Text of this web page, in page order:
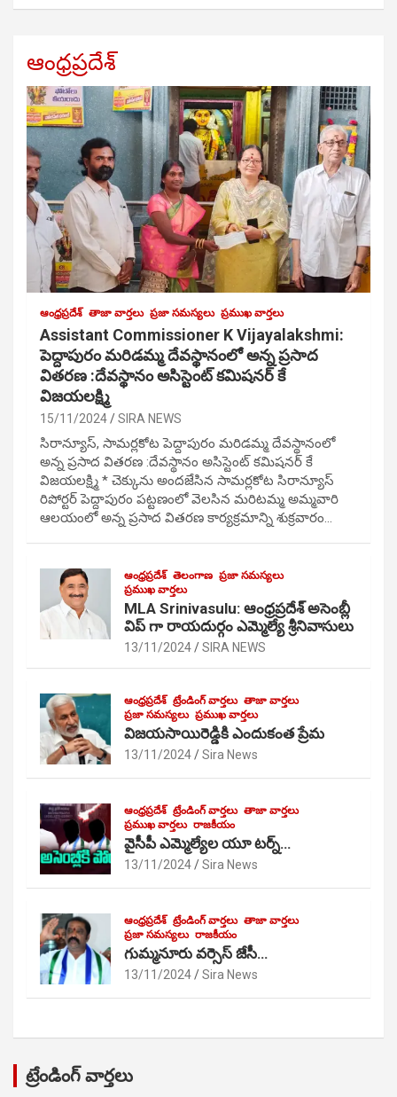
ఆంధ్రప్రదేశ్
ఆంధ్రప్రదేశ్ తాజా వార్తలు ప్రజా సమస్యలు ప్రముఖ వార్తలు
Assistant Commissioner K Vijayalakshmi:
పెద్దాపురం మరిడమ్మ దేవస్థానంలో అన్న ప్రసాద
వితరణ :దేవస్థానం అసిస్టెంట్ కమిషనర్ కే
విజయలక్ష్మి
15/11/2024 SIRA NEWS
సిరాన్యూస్, సామర్లకోట పెద్దాపురం మరిడమ్మ దేవస్థానంలో
అన్న ప్రసాద వితరణ :దేవస్థానం అసిస్టెంట్ కమిషనర్ కే
విజయలక్ష్మి * చెక్కును అందజేసిన సామర్లకోట సిరాన్యూస్
రిపోర్టర్ పెద్దాపురం పట్టణంలో వెలసిన మరిటమ్మ అమ్మవారి
ఆలయంలో అన్న ప్రసాద వితరణ కార్యక్రమాన్ని శుక్రవారం…
ఆంధ్రప్రదేశ్ తెలంగాణ ప్రజా సమస్యలు
ప్రముఖ వార్తలు
MLA Srinivasulu: ఆంధ్రప్రదేశ్ అసెంబ్లీ
విప్ గా రాయదుర్గం ఎమ్మెల్యే శ్రీనివాసులు
13/11/2024 SIRA NEWS
ఆంధ్రప్రదేశ్ ట్రేండింగ్ వార్తలు తాజా వార్తలు
ప్రజా సమస్యలు ప్రముఖ వార్తలు
విజయసాయిరెడ్డికి ఎందుకంత ప్రేమ
13/11/2024 Sira News
ఆంధ్రప్రదేశ్ ట్రేండింగ్ వార్తలు తాజా వార్తలు
ప్రముఖ వార్తలు రాజకీయం
వైసీపీ ఎమ్మెల్యేల యూ టర్న్…
13/11/2024 Sira News
ఆంధ్రప్రదేశ్ ట్రేండింగ్ వార్తలు తాజా వార్తలు
ప్రజా సమస్యలు రాజకీయం
గుమ్మనూరు వర్సెస్ జేసీ…
13/11/2024 Sira News
ట్రేండింగ్ వార్తలు